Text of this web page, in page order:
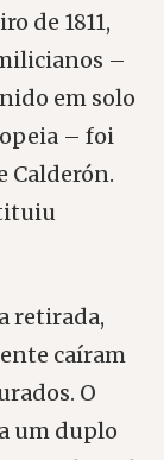
de 1811,
–
em solo
– foi
Calderón.
retirada,
caíram
O
um duplo